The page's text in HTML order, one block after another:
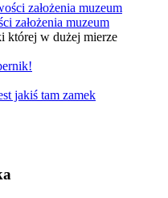
założenia muzeum
której w dużej mierze
jakiś tam zamek